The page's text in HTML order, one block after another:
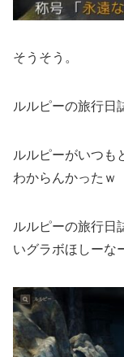
そうそう。
ルルピーの旅行日
ルルピーがいつも
わからんかったｗ
ルルピーの旅行日
いグラボほしーな